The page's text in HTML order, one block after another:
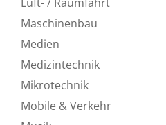
Maschinenbau
Medien
Medizintechnik
Mikrotechnik
Mobile & Verkehr